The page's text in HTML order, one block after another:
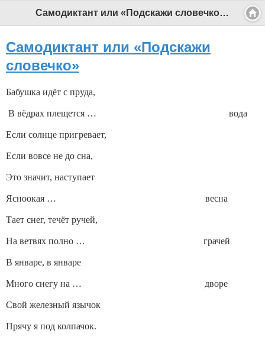
Самодиктант или «Подскажи словечко» - Профессиональный педагог
Самодиктант или «Подскажи
словечко»
Бабушка идёт с пруда,
В вёдрах плещется … вода
Если солнце пригревает,
Если вовсе не до сна,
Это значит, наступает
Ясноокая … весна
Тает снег, течёт ручей,
На ветвях полно … грачей
В январе, в январе
Много снегу на … дворе
Свой железный язычок
Прячу я под колпачок.